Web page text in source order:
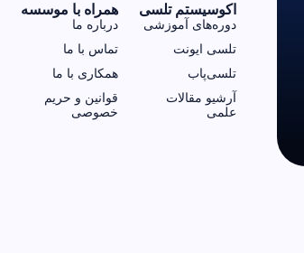
اکوسیستم تلسی
دوره‌های آموزشی
تلسی ایونت
تلسی‌پاب
آرشیو مقالات
علمی
همراه با موسسه
درباره ما
تماس با ما
همکاری با ما
قوانین و حریم
خصوصی